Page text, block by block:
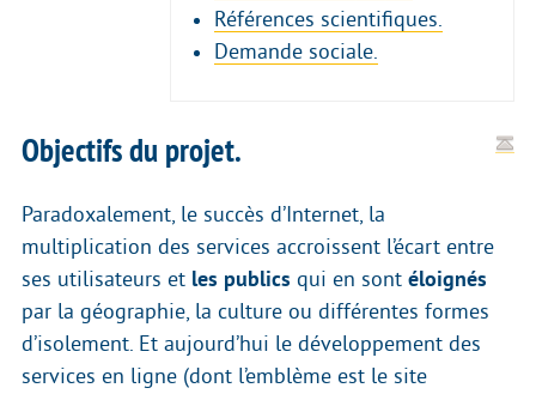
Références scientifiques.
Demande sociale.
Objectifs du projet.
Paradoxalement, le succès d’Internet, la
multiplication des services accroissent l’écart entre
ses utilisateurs et les publics qui en sont éloignés
par la géographie, la culture ou différentes formes
d’isolement. Et aujourd’hui le développement des
services en ligne (dont l’emblème est le site